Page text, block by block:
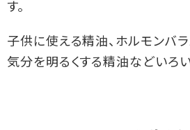
す。
子供に使える精油、ホルモンバ
気分を明るくする精油などいろ